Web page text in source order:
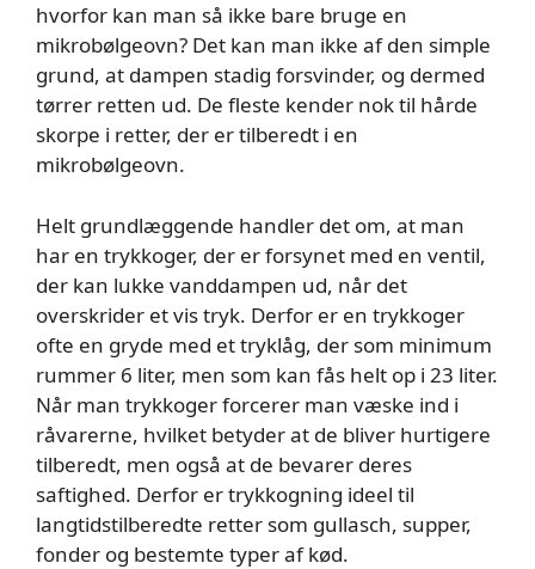
hvorfor kan man så ikke bare bruge en
mikrobølgeovn? Det kan man ikke af den simple
grund, at dampen stadig forsvinder, og dermed
tørrer retten ud. De fleste kender nok til hårde
skorpe i retter, der er tilberedt i en
mikrobølgeovn.
Helt grundlæggende handler det om, at man
har en trykkoger, der er forsynet med en ventil,
der kan lukke vanddampen ud, når det
overskrider et vis tryk. Derfor er en trykkoger
ofte en gryde med et tryklåg, der som minimum
rummer 6 liter, men som kan fås helt op i 23 liter.
Når man trykkoger forcerer man væske ind i
råvarerne, hvilket betyder at de bliver hurtigere
tilberedt, men også at de bevarer deres
saftighed. Derfor er trykkogning ideel til
langtidstilberedte retter som gullasch, supper,
fonder og bestemte typer af kød.